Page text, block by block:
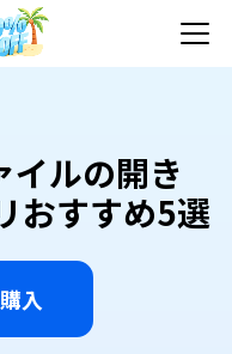
イルの開き
おすすめ5選
入